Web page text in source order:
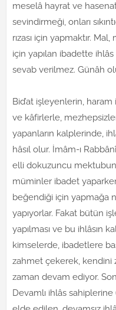
meselâ hayrat ve
sevindirmeği, onları
rızası için yapmaktır.
için yapılan ibadette
sevab verilmez. Günâh
Bid’at işleyenlerin,
ve kâfirlerle,
yapanların kalplerinde,
hâsıl olur. İmâm-ı
elli dokuzuncu
müminler ibadet
beğendiği için yapmağa
yapıyorlar. Fakat bütün
yapılması ve bu ihlâsın
kimselerde, ibadetlere
zahmet çekerek, kendini
zaman devam ediyor.
Devamlı ihlâs